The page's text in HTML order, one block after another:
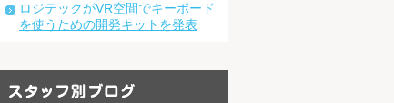
ロジテックがVR空間でキーボード
を使うための開発キットを発表